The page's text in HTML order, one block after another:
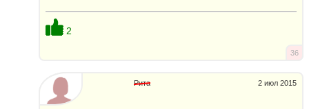
2
36
2 июл 2015
Рита